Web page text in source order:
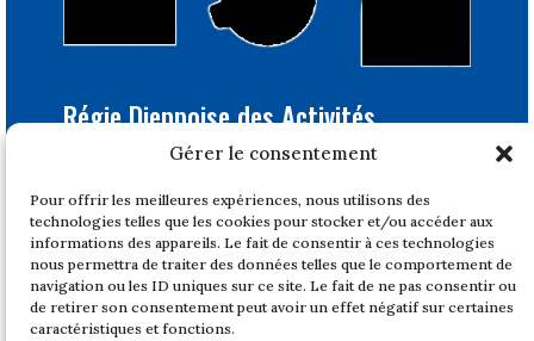
Gérer le consentement
Pour offrir les meilleures expériences, nous utilisons des
technologies telles que les cookies pour stocker et/ou accéder aux
informations des appareils. Le fait de consentir à ces technologies
nous permettra de traiter des données telles que le comportement de
navigation ou les ID uniques sur ce site. Le fait de ne pas consentir ou
de retirer son consentement peut avoir un effet négatif sur certaines
caractéristiques et fonctions.
Régie Dieppoise des Activités
Portuaires
1, quai du Tonkin
76200 DIEPPE
Tél : 02 32 14 47 17
Horaires